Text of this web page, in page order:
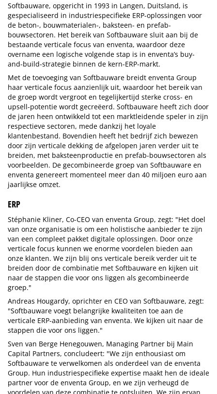
Softbauware, opgericht in 1993 in Langen, Duitsland, is
gespecialiseerd in industriespecifieke ERP-oplossingen voor
de beton-, bouwmaterialen-, baksteen- en prefab-
bouwsectoren. Het bereik van Softbauware sluit aan bij de
bestaande verticale focus van enventa, waardoor deze
overname een logische volgende stap is in enventa’s buy-
and-build-strategie binnen de kern-ERP-markt.
Met de toevoeging van Softbauware breidt enventa Group
haar verticale focus aanzienlijk uit, waardoor het bereik van
de groep wordt vergroot en tegelijkertijd sterke cross- en
upsell-potentie wordt gecreëerd. Softbauware heeft zich door
de jaren heen ontwikkeld tot een marktleidende speler in zijn
respectieve sectoren, mede dankzij het loyale
klantenbestand. Bovendien heeft het bedrijf zich bewezen
door zijn verticale dekking de afgelopen jaren verder uit te
breiden, met baksteenproductie en prefab-bouwsectoren als
voorbeelden. De gecombineerde groep van Softbauware en
enventa genereert momenteel meer dan 40 miljoen euro aan
jaarlijkse omzet.
ERP
Stéphanie Kliner, Co-CEO van enventa Group, zegt: "Het doel
van onze organisatie is om een holistische aanbieder te zijn
van een compleet pakket digitale oplossingen. Door onze
verticale focus kunnen we enorme voordelen bieden aan
onze klanten. We zijn blij ons verticale bereik verder uit te
breiden door de combinatie met Softbauware en kijken uit
naar de stappen die voor ons liggen als gecombineerde
groep."
Andreas Hougardy, oprichter en CEO van Softbauware, zegt:
"Softbauware voegt belangrijke kwaliteiten toe aan de
verticale ERP-aanbieding van enventa. We kijken uit naar de
stappen die voor ons liggen."
Sven van Berge Henegouwen, Managing Partner bij Main
Capital Partners, concludeert: "We zijn enthousiast om
Softbauware te verwelkomen als onderdeel van de enventa
Group. Hun industriespecifieke expertise maakt hen de ideale
partner voor de enventa Group, en we zijn verheugd de
voordelen van deze combinatie te ontsluiten. We zijn ervan